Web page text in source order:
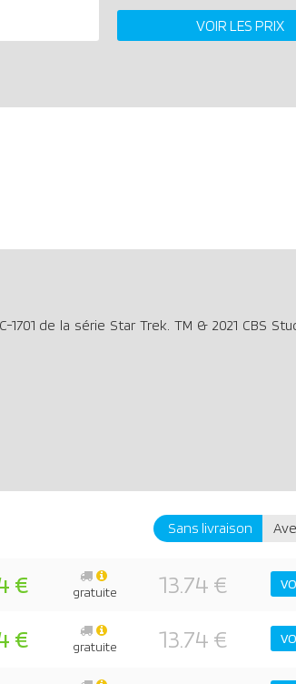
VOIR LES PRIX
de la série Star Trek. TM & 2021 CBS
Sans livraison
€ 13.74 €
gratuite
€ 13.74 €
gratuite